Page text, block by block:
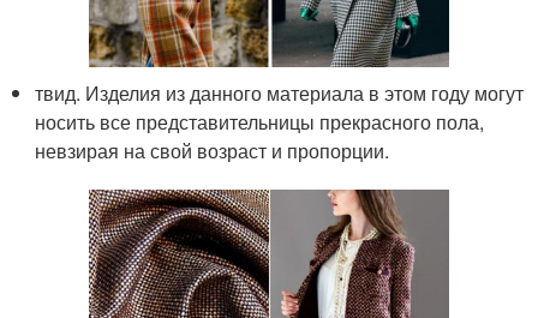
твид. Изделия из данного материала в этом году могут
носить все представительницы прекрасного пола,
невзирая на свой возраст и пропорции.